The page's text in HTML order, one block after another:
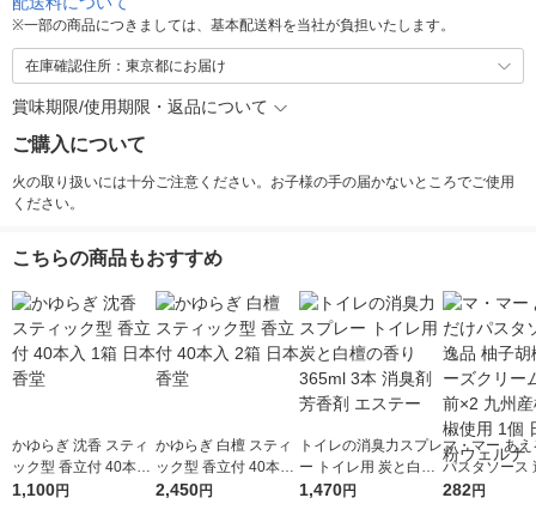
※一部の商品につきましては、基本配送料を当社が負担いたします。
在庫確認住所：東京都にお届け
賞味期限/使用期限・返品について
ご購入について
火の取り扱いには十分ご注意ください。お子様の手の届かないところでご使用
ください。
こちらの商品もおすすめ
かゆらぎ 沈香 スティ
ック型 香立付 40本入
1箱 日本香堂
1,100円
かゆらぎ 白檀 スティ
ック型 香立付 40本入
2箱 日本香堂
2,450円
トイレの消臭力スプレ
ー トイレ用 炭と白檀
の香り 365ml 3本 消
1,470円
マ・マー あ
パスタソース
子胡椒のチー
282円